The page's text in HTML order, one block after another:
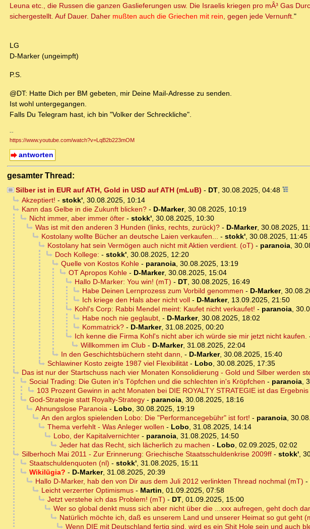
Leuna etc., die Russen die ganzen Gaslieferungen usw. Die Israelis kriegen pro mÂ³ Gas
sichergestellt. Auf Dauer. Daher mußten auch die Griechen mit rein, gegen jede Vernunft."
LG
D-Marker (ungeimpft)
P.S.
@DT: Hatte Dich per BM gebeten, mir Deine Mail-Adresse zu senden.
Ist wohl untergegangen.
Falls Du Telegram hast, ich bin "Volker der Schreckliche".
--
https://www.youtube.com/watch?v=LqB2b223mOM
antworten
gesamter Thread:
Silber ist in EUR auf ATH, Gold in USD auf ATH (mLuB) - DT, 30.08.2025, 04:48
Akzeptiert! - stokk', 30.08.2025, 10:14
Kann das Gelbe in die Zukunft blicken?- D-Marker, 30.08.2025, 10:19
Nicht immer, aber immer öfter- stokk', 30.08.2025, 10:30
Was ist mit den anderen 3 Hunden (links, rechts, zurück)?- D-Marker, 30.08.2025,
Kostolany wollte Bücher an deutsche Laien verkaufen... - stokk', 30.08.2025, 11:45
Kostolany hat sein Vermögen auch nicht mit Aktien verdient. (oT) - paranoia,
Doch Kollege: - stokk', 30.08.2025, 12:20
Quelle von Kostos Kohle- paranoia, 30.08.2025, 13:19
OT Apropos Kohle- D-Marker, 30.08.2025, 15:04
Hallo D-Marker: You win! (mT) - DT, 30.08.2025, 16:49
Habe Deinen Lernprozess zum Vorbild genommen - D-Marker,
Ich kriege den Hals aber nicht voll- D-Marker, 13.09.2025, 21:50
Kohl's Corp: Rabbi Mendel meint: Kaufet nicht verkaufet! - paranoia,
Habe noch nie geglaubt, - D-Marker, 30.08.2025, 18:02
Kommatrick?- D-Marker, 31.08.2025, 00:20
Ich kenne die Firma Kohl's nicht aber ich würde sie mir jetzt nicht kaufen.
Willkommen im Club- D-Marker, 31.08.2025, 22:04
In den Geschichtsbüchern steht dann, - D-Marker, 30.08.2025, 15:40
Schlawiner Kosto zeigte 1987 viel Flexibilität- Lobo, 30.08.2025, 17:35
Das ist nur der Startschuss nach vier Monaten Konsolidierung - Gold und Silber werden
Social Trading: Die Guten in's Töpfchen und die schlechten in's Kröpfchen - paranoia,
103 Prozent Gewinn in acht Monaten bei DIE ROYALTY STRATEGIE ist das
God-Strategie statt Royalty-Strategy- paranoia, 30.08.2025, 18:16
Ahnungslose Paranoia- Lobo, 30.08.2025, 19:19
An den arglos spielenden Lobo: Die "Performancegebühr" ist fort! - paranoia,
Thema verfehlt - Was Anleger wollen - Lobo, 31.08.2025, 14:14
Lobo, der Kapitalvernichter- paranoia, 31.08.2025, 14:50
Jeder hat das Recht, sich lächerlich zu machen - Lobo, 02.09.2025, 02:02
Silberhoch Mai 2011 - Zur Erinnerung: Griechische Staatsschuldenkrise 2009ff- stokk',
Staatschuldenquoten (nl) - stokk', 31.08.2025, 15:11
Wikilügia? - D-Marker, 31.08.2025, 20:39
Hallo D-Marker, hab den von Dir aus dem Juli 2012 verlinkten Thread nochmal (mT) -
Leicht verzerrter Optimismus- Martin, 01.09.2025, 07:58
Jetzt verstehe ich das Problem! (mT) - DT, 01.09.2025, 15:00
Wer so global denkt muss sich aber nicht über die ...xxx aufregen, geht doch
Natürlich möchte ich, daß es unserem Land und unserer Heimat so gut geht
Wenn DIE mit Deutschland fertig sind, wird es ein Shit Hole sein und auch